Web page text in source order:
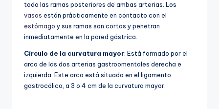
todo las ramas posteriores de ambas arterias. Los
vasos están prácticamente en contacto con el
estómago y sus ramas son cortas y penetran
inmediatamente en la pared gástrica.
Círculo de la curvatura mayor: Está formado por el
arco de las dos arterias gastroomentales derecha e
izquierda. Este arco está situado en el ligamento
gastrocólico, a 3 o 4 cm de la curvatura mayor.